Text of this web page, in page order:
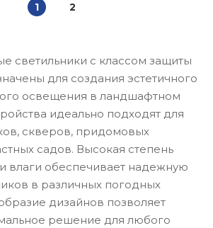
1 2
светильники с классом защиты
для создания эстетичного
освещения в ландшафтном
идеально подходят для
скверов, придомовых
садов. Высокая степень
влаги обеспечивает надежную
в различных погодных
дизайнов позволяет
решение для любого